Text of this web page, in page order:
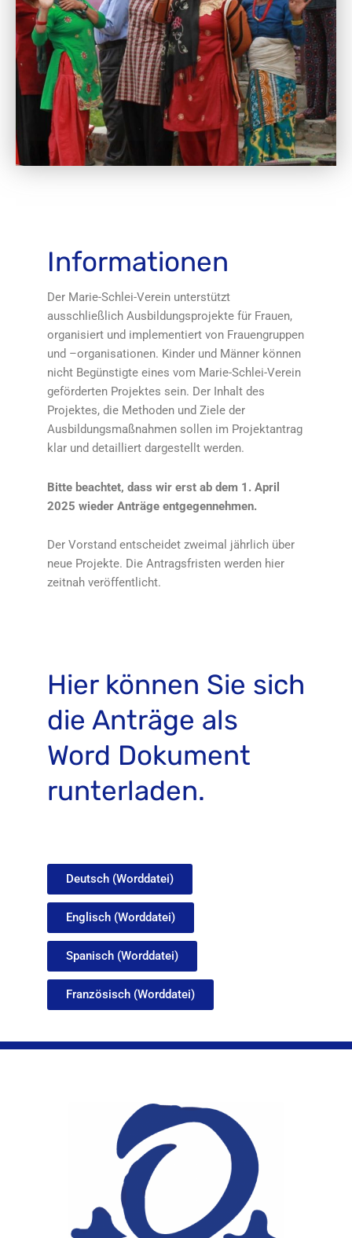
Informationen
Der Marie-Schlei-Verein unterstützt
ausschließlich Ausbildungsprojekte für Frauen,
organisiert und implementiert von Frauengruppen
und –organisationen. Kinder und Männer können
nicht Begünstigte eines vom Marie-Schlei-Verein
geförderten Projektes sein. Der Inhalt des
Projektes, die Methoden und Ziele der
Ausbildungsmaßnahmen sollen im Projektantrag
klar und detailliert dargestellt werden.
Bitte beachtet, dass wir erst ab dem 1. April
2025 wieder Anträge entgegennehmen.
Der Vorstand entscheidet zweimal jährlich über
neue Projekte. Die Antragsfristen werden hier
zeitnah veröffentlicht.
Hier können Sie sich
die Anträge als
Word Dokument
runterladen.
Deutsch (Worddatei)
Englisch (Worddatei)
Spanisch (Worddatei)
Französisch (Worddatei)